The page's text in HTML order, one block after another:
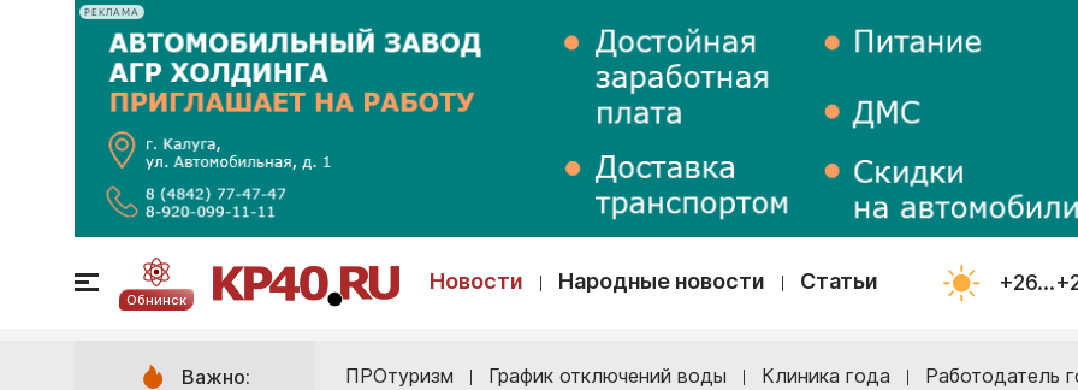
РЕКЛАМА
Обнинск
Новости Народные новости Статьи
Важно: ПРОтуризм График отключений воды Клиника года Работодатель